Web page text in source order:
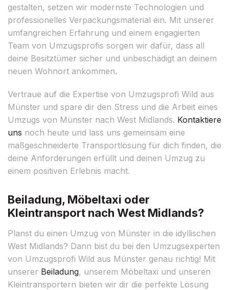
gestalten, setzen wir modernste Technologien und
professionelles Verpackungsmaterial ein. Mit unserer
umfangreichen Erfahrung und einem engagierten
Team von Umzugsprofis sorgen wir dafür, dass all
deine Besitztümer sicher und unbeschädigt an deinem
neuen Wohnort ankommen.
Vertraue auf die Expertise von Umzugsprofi Wild aus
Münster und spare dir den Stress und die Arbeit eines
Umzugs von Münster nach West Midlands. Kontaktiere
uns noch heute und lass uns gemeinsam eine
maßgeschneiderte Transportlösung für dich finden, die
deine Anforderungen erfüllt und deinen Umzug zu
einem positiven Erlebnis macht.
Beiladung, Möbeltaxi oder
Kleintransport nach West Midlands?
Planst du einen Umzug von Münster in die idyllischen
West Midlands? Dann bist du bei den Umzugsexperten
von Umzugsprofi Wild aus Münster genau richtig! Mit
unserer Beiladung, unserem Möbeltaxi und unseren
Kleintransportern bieten wir dir die perfekte Lösung